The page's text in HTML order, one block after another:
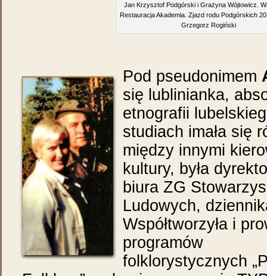
Jan Krzysztof Podgórski i Grażyna Wójtowicz.
Restauracja Akademia. Zjazd rodu Podgórskich
Grzegorz Rogiński
Pod pseudonimem
się lublinianka,
etnografii
studiach imała się
między innymi
kultury, była
biura ZG
Ludowych,
Współtworzyła i
programów
folklorystycznych